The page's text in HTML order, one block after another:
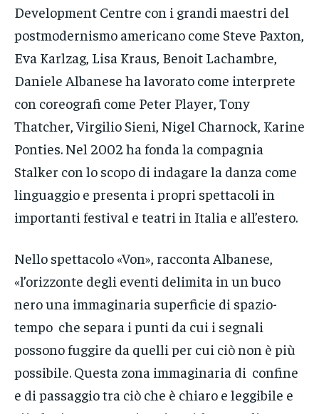
Development Centre con i grandi maestri del
postmodernismo americano come Steve Paxton,
Eva Karlzag, Lisa Kraus, Benoit Lachambre,
Daniele Albanese ha lavorato come interprete
con coreografi come Peter Player, Tony
Thatcher, Virgilio Sieni, Nigel Charnock, Karine
Ponties. Nel 2002 ha fonda la compagnia
Stalker con lo scopo di indagare la danza come
linguaggio e presenta i propri spettacoli in
importanti festival e teatri in Italia e all’estero.
Nello spettacolo «Von», racconta Albanese,
«l’orizzonte degli eventi delimita in un buco
nero una immaginaria superficie di spazio-
tempo che separa i punti da cui i segnali
possono fuggire da quelli per cui ciò non è più
possibile. Questa zona immaginaria di confine
e di passaggio tra ciò che è chiaro e leggibile e